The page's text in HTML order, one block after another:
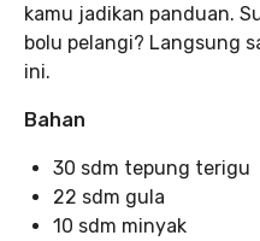
kamu jadikan panduan.
bolu pelangi? Langsung
ini.
Bahan
30 sdm tepung terigu
22 sdm gula
10 sdm minyak